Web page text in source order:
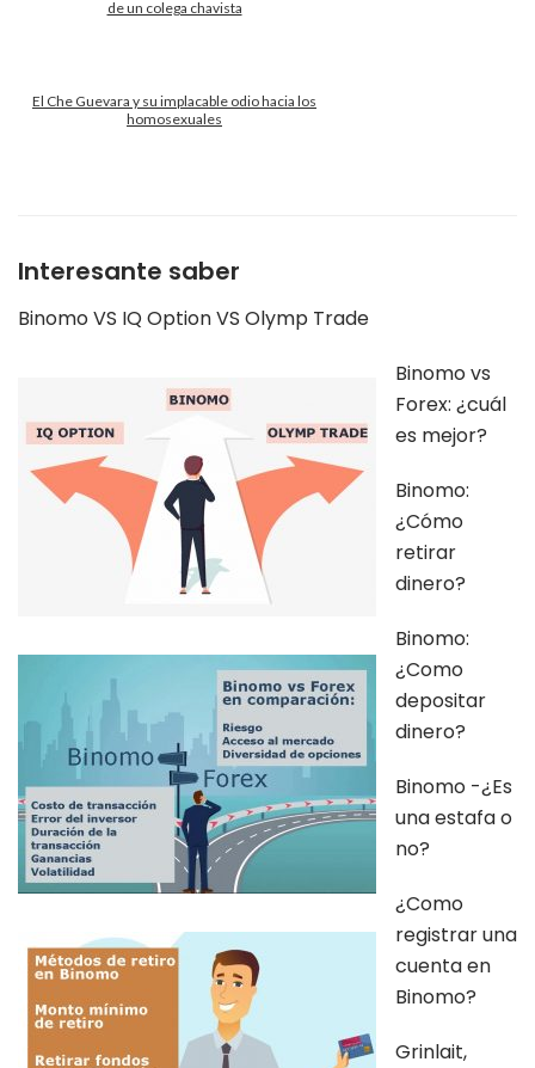
de un colega chavista
El Che Guevara y su implacable odio hacia los
homosexuales
Interesante saber
Binomo VS IQ Option VS Olymp Trade
Binomo vs
Forex: ¿cuál
es mejor?
Binomo:
¿Cómo
retirar
dinero?
Binomo:
¿Como
depositar
dinero?
Binomo -¿Es
una estafa o
no?
¿Como
registrar una
cuenta en
Binomo?
Grinlait,